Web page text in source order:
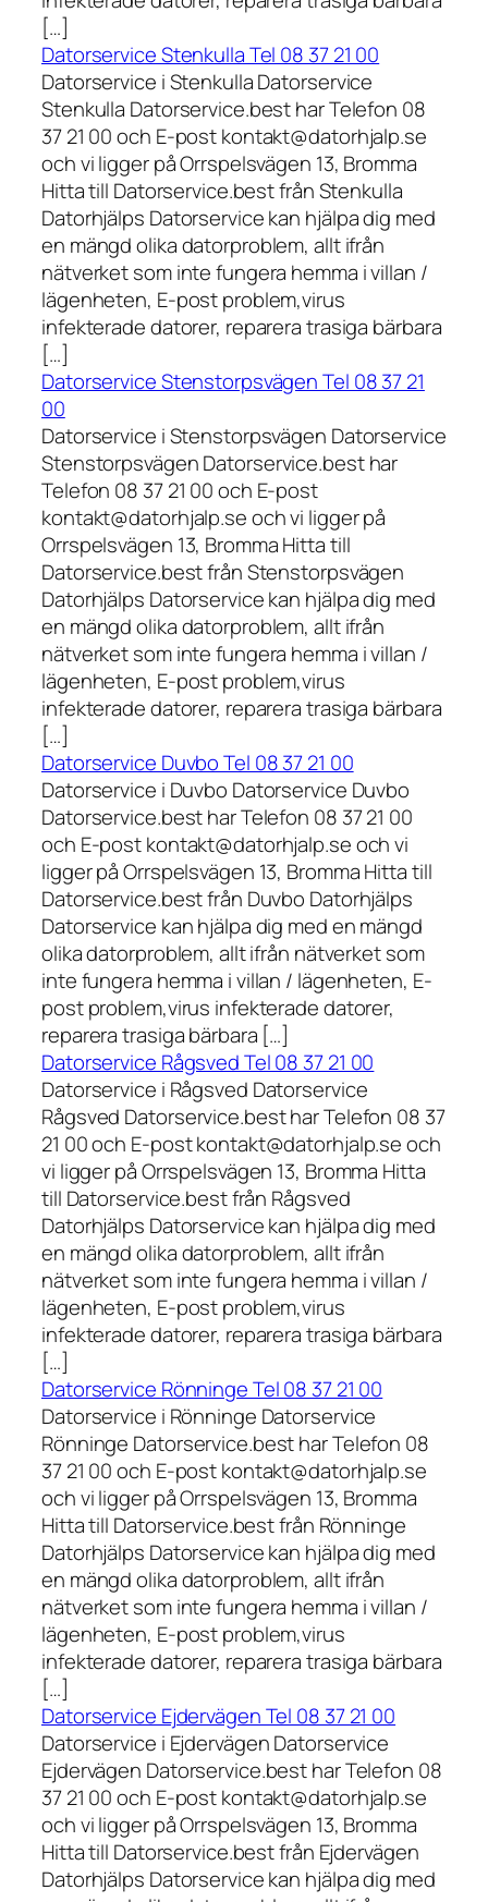
[…]
Datorservice Stenkulla Tel 08 37 21 00
Datorservice i Stenkulla Datorservice
Stenkulla Datorservice.best har Telefon 08
37 21 00 och E-post kontakt@datorhjalp.se
och vi ligger på Orrspelsvägen 13, Bromma
Hitta till Datorservice.best från Stenkulla
Datorhjälps Datorservice kan hjälpa dig med
en mängd olika datorproblem, allt ifrån
nätverket som inte fungera hemma i villan /
lägenheten, E-post problem,virus
infekterade datorer, reparera trasiga bärbara
[…]
Datorservice Stenstorpsvägen Tel 08 37 21
00
Datorservice i Stenstorpsvägen Datorservice
Stenstorpsvägen Datorservice.best har
Telefon 08 37 21 00 och E-post
kontakt@datorhjalp.se och vi ligger på
Orrspelsvägen 13, Bromma Hitta till
Datorservice.best från Stenstorpsvägen
Datorhjälps Datorservice kan hjälpa dig med
en mängd olika datorproblem, allt ifrån
nätverket som inte fungera hemma i villan /
lägenheten, E-post problem,virus
infekterade datorer, reparera trasiga bärbara
[…]
Datorservice Duvbo Tel 08 37 21 00
Datorservice i Duvbo Datorservice Duvbo
Datorservice.best har Telefon 08 37 21 00
och E-post kontakt@datorhjalp.se och vi
ligger på Orrspelsvägen 13, Bromma Hitta till
Datorservice.best från Duvbo Datorhjälps
Datorservice kan hjälpa dig med en mängd
olika datorproblem, allt ifrån nätverket som
inte fungera hemma i villan / lägenheten, E-
post problem,virus infekterade datorer,
reparera trasiga bärbara […]
Datorservice Rågsved Tel 08 37 21 00
Datorservice i Rågsved Datorservice
Rågsved Datorservice.best har Telefon 08 37
21 00 och E-post kontakt@datorhjalp.se och
vi ligger på Orrspelsvägen 13, Bromma Hitta
till Datorservice.best från Rågsved
Datorhjälps Datorservice kan hjälpa dig med
en mängd olika datorproblem, allt ifrån
nätverket som inte fungera hemma i villan /
lägenheten, E-post problem,virus
infekterade datorer, reparera trasiga bärbara
[…]
Datorservice Rönninge Tel 08 37 21 00
Datorservice i Rönninge Datorservice
Rönninge Datorservice.best har Telefon 08
37 21 00 och E-post kontakt@datorhjalp.se
och vi ligger på Orrspelsvägen 13, Bromma
Hitta till Datorservice.best från Rönninge
Datorhjälps Datorservice kan hjälpa dig med
en mängd olika datorproblem, allt ifrån
nätverket som inte fungera hemma i villan /
lägenheten, E-post problem,virus
infekterade datorer, reparera trasiga bärbara
[…]
Datorservice Ejdervägen Tel 08 37 21 00
Datorservice i Ejdervägen Datorservice
Ejdervägen Datorservice.best har Telefon 08
37 21 00 och E-post kontakt@datorhjalp.se
och vi ligger på Orrspelsvägen 13, Bromma
Hitta till Datorservice.best från Ejdervägen
Datorhjälps Datorservice kan hjälpa dig med